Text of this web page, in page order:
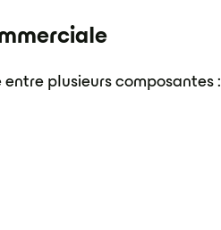
plusieurs composantes :